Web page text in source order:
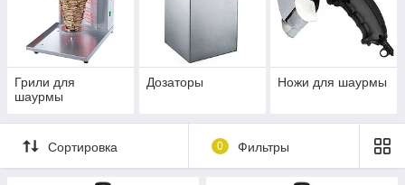
Грили для
шаурмы
Дозаторы Ножи для шаурмы
Сортировка 0 Фильтры